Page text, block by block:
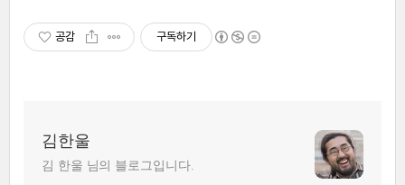
공감 구독하기
김한울
김 한울 님의 블로그입니다.